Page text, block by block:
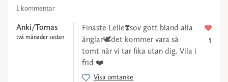
1 kommentar
Anki/Tomas
två månader sedan
Finaste Lelle❣️sov gott bland alla
änglar🕊️det kommer vara så
tomt när vi tar fika utan dig. Vila i
frid ❤️
Visa omtanke
1